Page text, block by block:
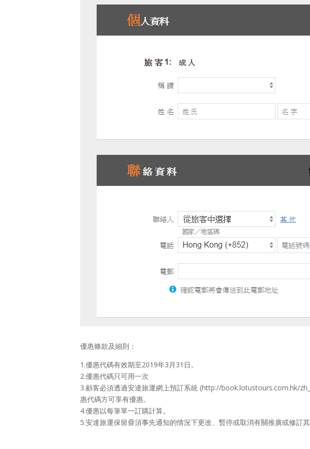
優惠條款及細則：
1.優惠代碼有效期至2019年3月31日。
2.優惠代碼只可用一次
3.顧客必須透過安達旅運網上預訂系統 (http://book.lotustours.com.hk/
惠代碼方可享有優惠。
4.優惠以每筆單一訂購計算。
5.安達旅運保留毋須事先通知的情況下更改、暫停或取消有關推廣或修訂